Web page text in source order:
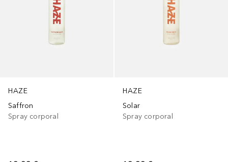
HAZE
Saffron
Spray corporal
HAZE
Solar
Spray corporal